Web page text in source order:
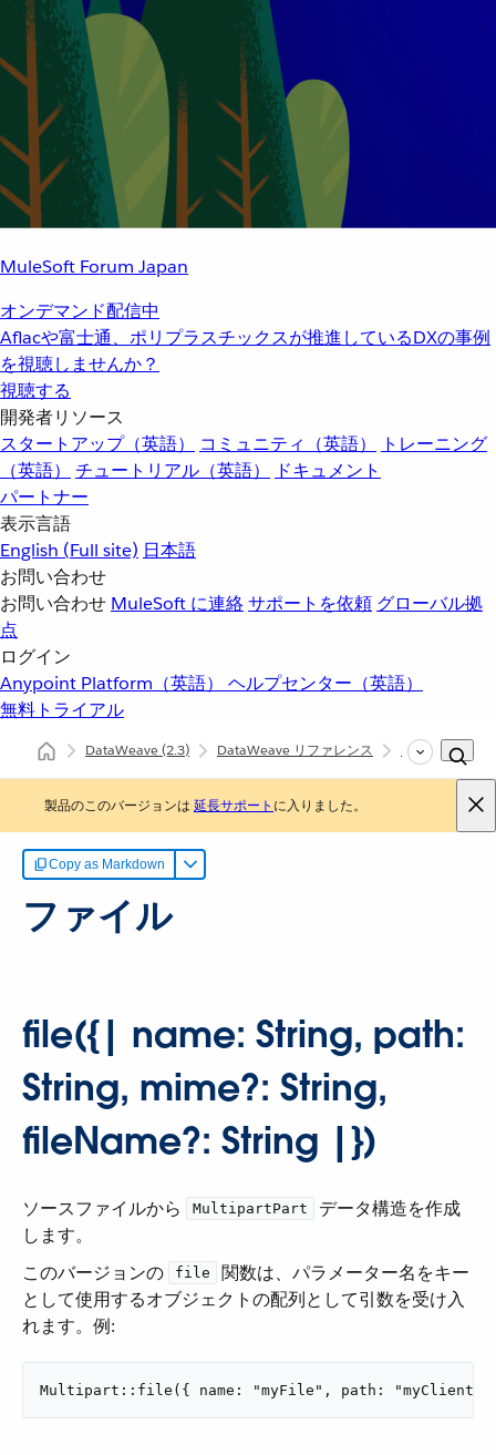
MuleSoft Forum Japan
オンデマンド配信中
Aflacや富士通、ポリプラスチックスが推進しているDXの事例
を視聴しませんか？
視聴する
開発者リソース
スタートアップ（英語）
コミュニティ（英語）
トレーニング
（英語）
チュートリアル（英語）
ドキュメント
パートナー
表示言語
English (Full site) 日本語
お問い合わせ
お問い合わせ MuleSoft に連絡サポートを依頼 グローバル拠
点
ログイン
Anypoint Platform（英語） ヘルプセンター（英語）
無料トライアル
DataWeave(2.3) DataWeave リファレンス Multipart
製品のこのバージョンは 延長サポート に入りました。
Copy as Markdown
ファイル
file(​{| name: String, path:
String, mime?: String,
fileName?: String |}​)
ソースファイルから ​ MultipartPart
​ データ構造を作成
します。
このバージョンの ​
file
​ 関数は、パラメーター名をキー
として使用するオブジェクトの配列として引数を受け入
れます。例:
Multipart::file({ name: "myFile", path: